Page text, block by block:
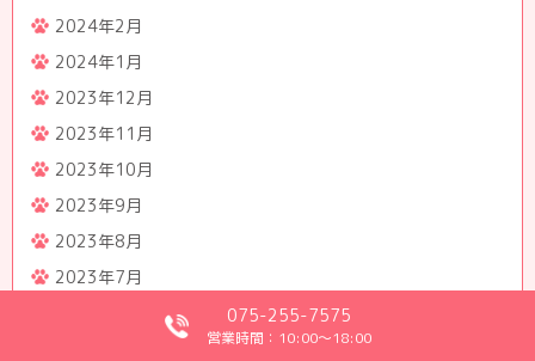
2024年2月
2024年1月
2023年12月
2023年11月
2023年10月
2023年9月
2023年8月
2023年7月
075-255-7575
営業時間：10:00～18:00